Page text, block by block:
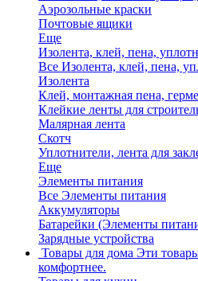
Аэрозольные краски
Почтовые ящики
Еще
Изолента, клей, пена,
Все Изолента, клей, пена,
Изолента
Клей, монтажная пена,
Клейкие ленты для
Малярная лента
Скотч
Уплотнители, лента для
Еще
Элементы питания
Все Элементы питания
Аккумуляторы
Батарейки (Элементы
Зарядные устройства
Товары для дома Эти
комфортнее.